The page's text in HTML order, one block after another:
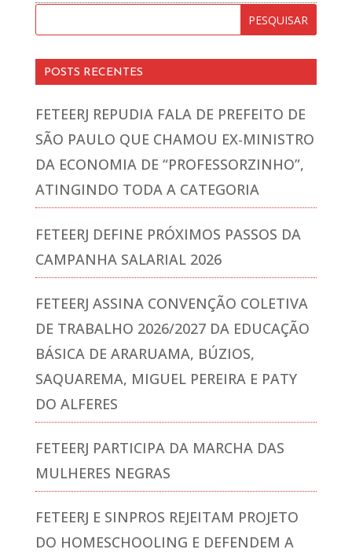
POSTS RECENTES
FETEERJ REPUDIA FALA DE PREFEITO DE
SÃO PAULO QUE CHAMOU EX-MINISTRO
DA ECONOMIA DE “PROFESSORZINHO”,
ATINGINDO TODA A CATEGORIA
FETEERJ DEFINE PRÓXIMOS PASSOS DA
CAMPANHA SALARIAL 2026
FETEERJ ASSINA CONVENÇÃO COLETIVA
DE TRABALHO 2026/2027 DA EDUCAÇÃO
BÁSICA DE ARARUAMA, BÚZIOS,
SAQUAREMA, MIGUEL PEREIRA E PATY
DO ALFERES
FETEERJ PARTICIPA DA MARCHA DAS
MULHERES NEGRAS
FETEERJ E SINPROS REJEITAM PROJETO
DO HOMESCHOOLING E DEFENDEM A